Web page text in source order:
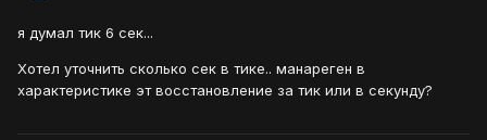
я думал тик 6 сек...
Хотел уточнить сколько сек в тике.. манареген в
характеристике эт восстановление за тик или в секунду?